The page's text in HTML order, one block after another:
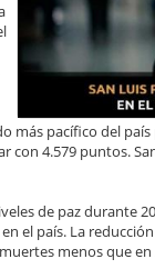
más pacífico del
con 4.579 puntos.
de paz durante
el país. La
menos que en